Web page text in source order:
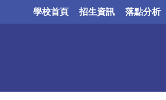
學校首頁 招生資訊 落點分析